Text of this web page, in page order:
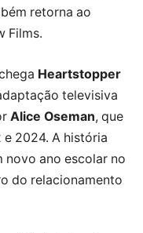
retorna ao
Films.
Heartstopper
televisiva
Alice Oseman, que
2024. A história
novo ano escolar no
do relacionamento